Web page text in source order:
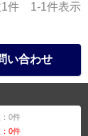
1件 1-1件表示
い合わせ
0件
0件